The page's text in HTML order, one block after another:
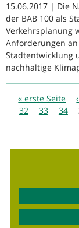
15.06.2017 | Die
der BAB 100 als
Verkehrsplanung
Anforderungen
Stadtentwicklung
nachhaltige
Seiten
« erste Seite
32
33 34